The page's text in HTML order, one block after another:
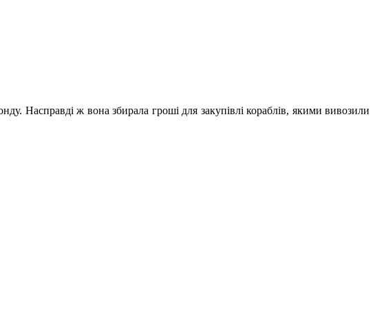
Насправді ж вона збирала гроші для закупівлі кораблів, якими вивозили